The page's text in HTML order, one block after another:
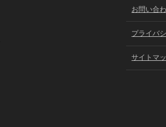
お問い合
プライバ
サイトマ